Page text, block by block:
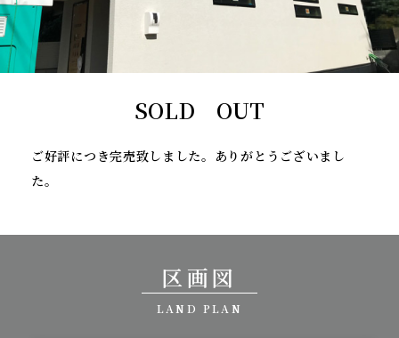
SOLD OUT
ご好評につき完売致しました。ありがとうございまし
た。
区画図
LAND PLAN